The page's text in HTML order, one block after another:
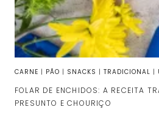
CARNE | PÃO | SNACKS | TRADICIONAL |
FOLAR DE ENCHIDOS: A RECEITA
PRESUNTO E CHOURIÇO